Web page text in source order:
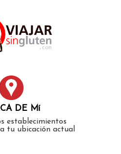
DE Mí
establecimientos
tu ubicación actual
declaration for domain group
3b0205284212. Please add it to
Manager to authorize